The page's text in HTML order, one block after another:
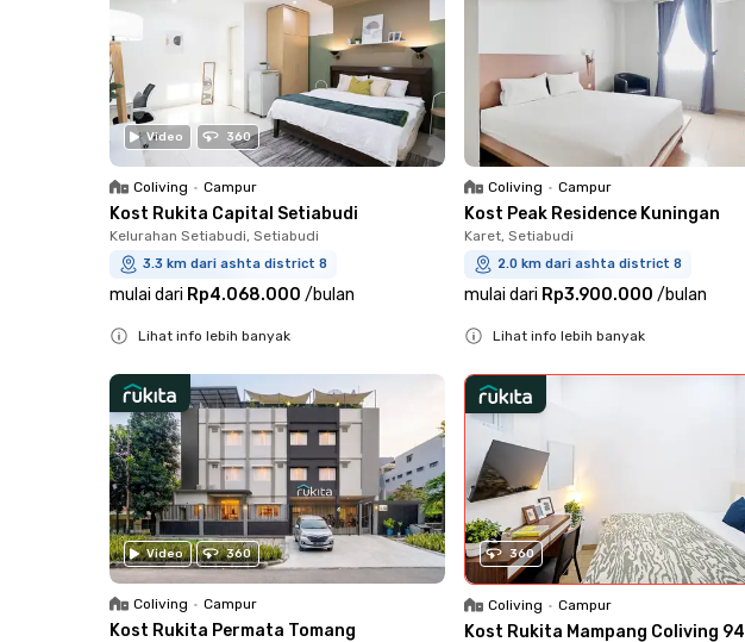
Video 360
Coliving • Campur
Kost Rukita Capital Setiabudi
Kelurahan Setiabudi, Setiabudi
3.3 km dari ashta district 8
mulai dari Rp4.068.000 /bulan
Lihat info lebih banyak
Coliving • Campur
Kost Peak Residence Kuningan
Karet, Setiabudi
2.0 km dari ashta district 8
mulai dari Rp3.900.000 /bulan
Lihat info lebih banyak
Video 360
Coliving • Campur
Kost Rukita Permata Tomang
360
Coliving • Campur
Kost Rukita Mampang Coliving 94